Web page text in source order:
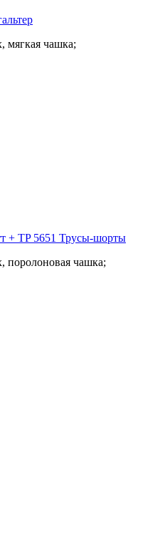
мягкая чашка;
+ TP 5651 Трусы-шорты
поролоновая чашка;